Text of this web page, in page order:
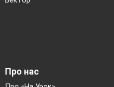
Про нас